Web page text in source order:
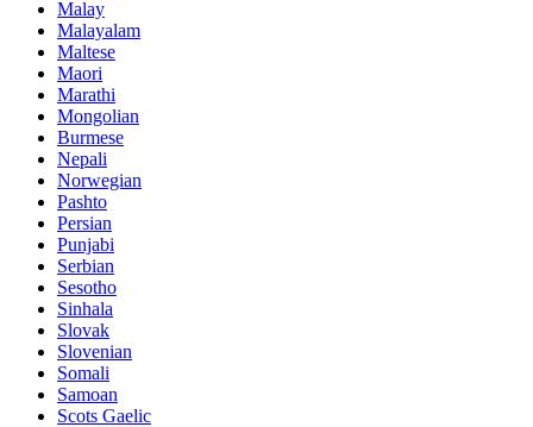
Malay
Malayalam
Maltese
Maori
Marathi
Mongolian
Burmese
Nepali
Norwegian
Pashto
Persian
Punjabi
Serbian
Sesotho
Sinhala
Slovak
Slovenian
Somali
Samoan
Scots Gaelic